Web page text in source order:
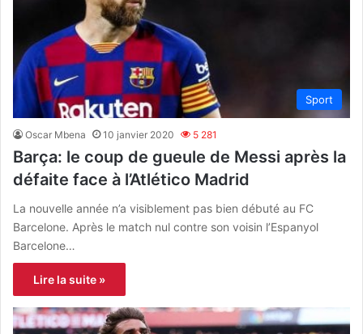
Sport
Oscar Mbena 10 janvier 2020 5 281
Barça: le coup de gueule de Messi après la
défaite face à l’Atlético Madrid
La nouvelle année n’a visiblement pas bien débuté au FC
Barcelone. Après le match nul contre son voisin l’Espanyol
Barcelone…
Lire la suite »